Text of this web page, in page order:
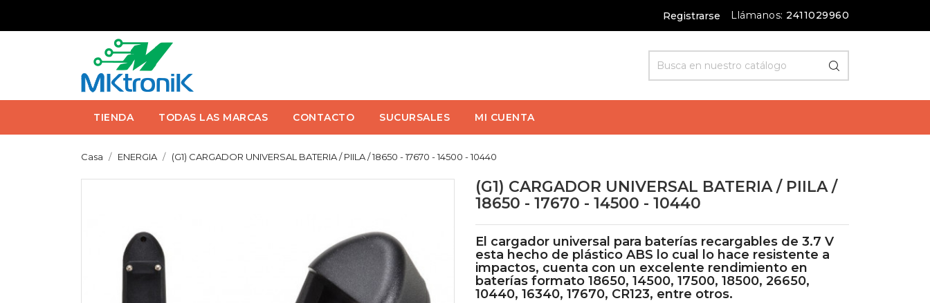
Registrarse Llámanos: 2411029960
TIENDA TODAS LAS MARCAS CONTACTO SUCURSALES MI CUENTA
Casa ENERGIA (G1) CARGADOR UNIVERSAL BATERIA / PIILA / 18650 - 17670 - 14500 - 10440
(G1) CARGADOR UNIVERSAL BATERIA / PIILA /
18650 - 17670 - 14500 - 10440
El cargador universal para baterías recargables de 3.7 V
esta hecho de plástico ABS lo cual lo hace resistente a
impactos, cuenta con un excelente rendimiento en
baterías formato 18650, 14500, 17500, 18500, 26650,
10440, 16340, 17670, CR123, entre otros.